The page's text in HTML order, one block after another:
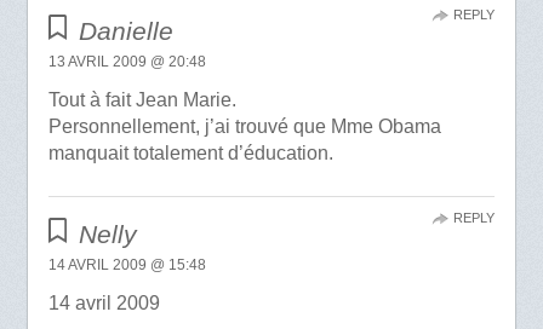
Danielle
13 AVRIL 2009 @ 20:48
Tout à fait Jean Marie.
Personnellement, j’ai trouvé que Mme Obama
manquait totalement d’éducation.
REPLY
Nelly
14 AVRIL 2009 @ 15:48
14 avril 2009
REPLY